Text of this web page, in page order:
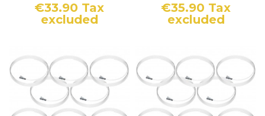
Price
€33.90 Tax
excluded
Price
€35.90 Tax
excluded